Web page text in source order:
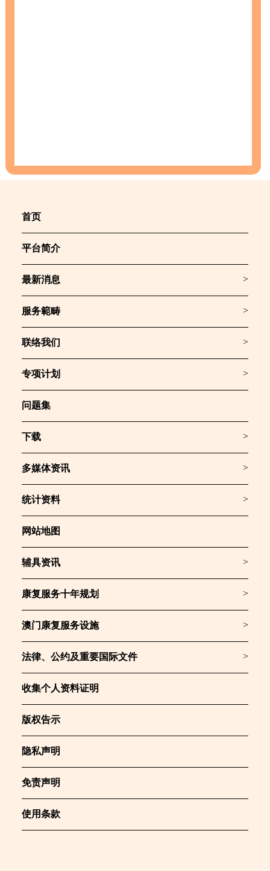
首页
平台简介
最新消息 >
服务範畴 >
联络我们 >
专项计划 >
问题集
下载 >
多媒体资讯 >
统计资料 >
网站地图
辅具资讯 >
康复服务十年规划 >
澳门康复服务设施 >
法律、公约及重要国际文件 >
收集个人资料证明
版权告示
隐私声明
免责声明
使用条款